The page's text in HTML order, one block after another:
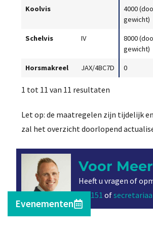
Koolvis
4000
gewicht)
Schelvis IV
8000
gewicht)
Horsmakreel JAX/4BC7D 0
1 tot 11 van 11 resultaten
Let op: de maatregelen zijn tijdelijk
zal het overzicht doorlopend
Voor
Heeft u vragen of
698151 of
Evenementen